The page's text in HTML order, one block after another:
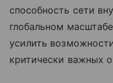
способность сети
глобальном
усилить
критически важных